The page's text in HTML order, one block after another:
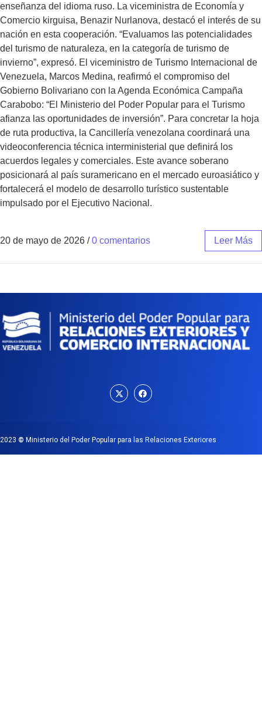
enseñanza del idioma ruso. La viceministra de Economía y
Comercio kirguisa, Benazir Nurlanova, destacó el interés de su
nación en esta cooperación. “Evaluamos las potencialidades
del turismo de naturaleza, en la categoría de turismo de
invierno”, expresó. El viceministro de Turismo Internacional de
Venezuela, Marcos Medina, reafirmó el compromiso del
Gobierno Bolivariano con la Agenda Económica Campaña
Carabobo: “El Ministerio del Poder Popular para el Turismo
afianza las oportunidades de inversión”. Para concretar la hoja
de ruta productiva, la Cancillería venezolana coordinará una
videoconferencia técnica interministerial que definirá los
acuerdos legales y comerciales. Este avance soberano
posicionará al país suramericano en el mercado euroasiático y
fortalecerá el modelo de desarrollo turístico sustentable
impulsado por el Ejecutivo Nacional.
20 de mayo de 2026 / 0 comentarios Leer Más
2023 © Ministerio del Poder Popular para las Relaciones Exteriores